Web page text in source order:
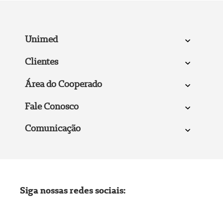
Unimed
Clientes
Área do Cooperado
Fale Conosco
Comunicação
Siga nossas redes sociais: